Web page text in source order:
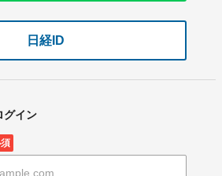
日経ID
グイン